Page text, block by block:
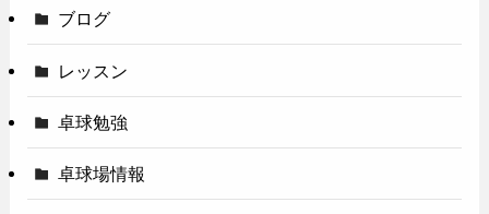
ブログ
レッスン
卓球勉強
卓球場情報